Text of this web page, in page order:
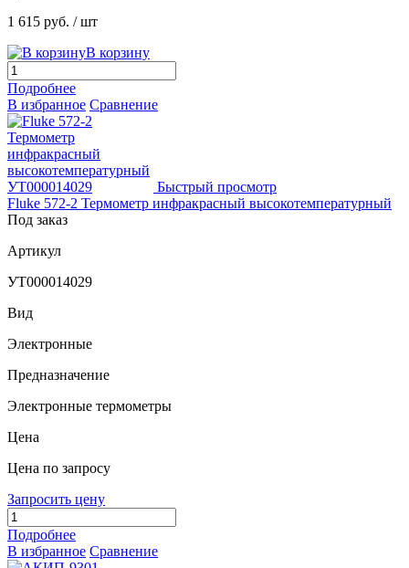
1 615 руб. / шт
В корзину
Подробнее
В избранное Сравнение
Быстрый просмотр
Fluke 572-2 Термометр инфракрасный высокотемпературный
Под заказ
Артикул
УТ000014029
Вид
Электронные
Предназначение
Электронные термометры
Цена
Цена по запросу
Запросить цену
Подробнее
В избранное Сравнение